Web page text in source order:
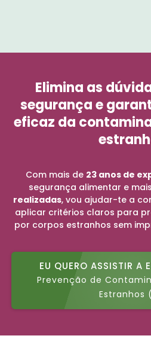
Elimina as
segurança e
eficaz da
Com mais de 23 anos de
segurança alimentar e
realizadas, vou ajudar-te a
aplicar critérios claros para
por corpos estranhos sem
EU QUERO ASSISTIR A
Prevenção de
Estranhos